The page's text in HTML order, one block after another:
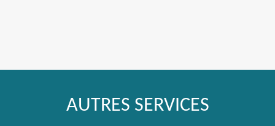
AUTRES SERVICES